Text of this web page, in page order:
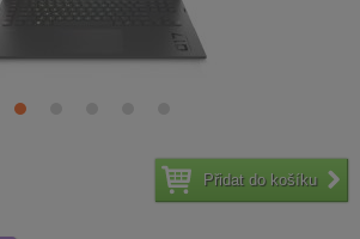
Přidat do košíku